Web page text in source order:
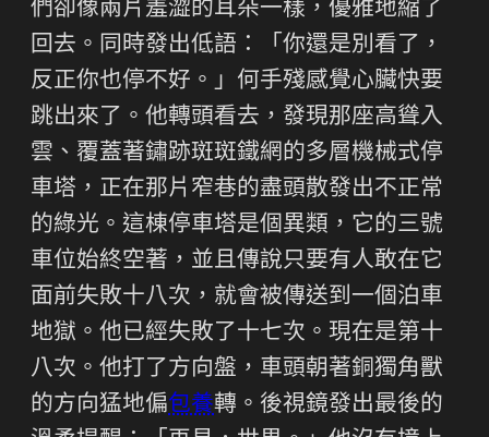
們卻像兩片羞澀的耳朵一樣，優雅地縮了
回去。同時發出低語：「你還是別看了，
反正你也停不好。」何手殘感覺心臟快要
跳出來了。他轉頭看去，發現那座高聳入
雲、覆蓋著鏽跡斑斑鐵網的多層機械式停
車塔，正在那片窄巷的盡頭散發出不正常
的綠光。這棟停車塔是個異類，它的三號
車位始終空著，並且傳說只要有人敢在它
面前失敗十八次，就會被傳送到一個泊車
地獄。他已經失敗了十七次。現在是第十
八次。他打了方向盤，車頭朝著銅獨角獸
的方向猛地偏包養轉。後視鏡發出最後的